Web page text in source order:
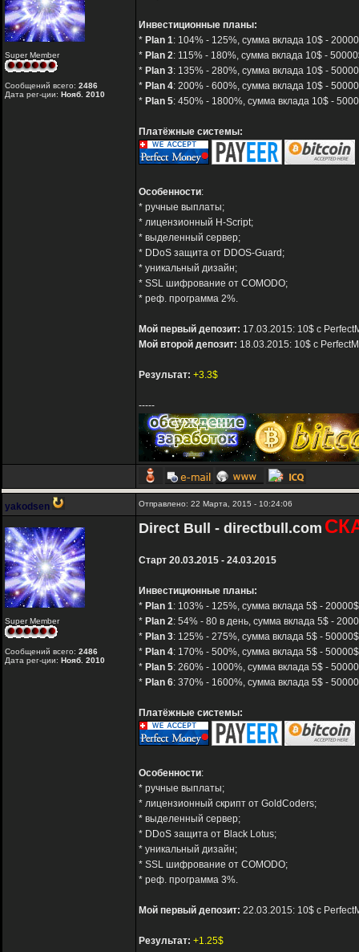
Super Member
Сообщений всего: 2486
Дата рег-ции: Нояб. 2010
Инвестиционные планы:
* Plan 1: 104% - 125%, сумма вклада 10$ -
* Plan 2: 115% - 180%, сумма вклада 10$ -
* Plan 3: 135% - 280%, сумма вклада 10$ -
* Plan 4: 200% - 600%, сумма вклада 10$ -
* Plan 5: 450% - 1800%, сумма вклада 10$ -
Платёжные системы:
Особенности:
* ручные выплаты;
* лицензионный H-Script;
* выделенный сервер;
* DDoS защита от DDOS-Guard;
* уникальный дизайн;
* SSL шифрование от COMODO;
* реф. программа 2%.
Мой первый депозит: 17.03.2015: 10$ с
Мой второй депозит: 18.03.2015: 10$ с
Результат: +3.3$
-----
yakodsen Отправлено: 22 Марта, 2015 - 10:24:06
Super Member
Сообщений всего: 2486
Дата рег-ции: Нояб. 2010
Direct Bull - directbull.com
Старт 20.03.2015 - 24.03.2015
Инвестиционные планы:
* Plan 1: 103% - 125%, сумма вклада 5$ -
* Plan 2: 54% - 80 в день, сумма вклада 5$ -
* Plan 3: 125% - 275%, сумма вклада 5$ -
* Plan 4: 170% - 500%, сумма вклада 5$ -
* Plan 5: 260% - 1000%, сумма вклада 5$ -
* Plan 6: 370% - 1600%, сумма вклада 5$ -
Платёжные системы:
Особенности:
* ручные выплаты;
* лицензионный скрипт от GoldCoders;
* выделенный сервер;
* DDoS защита от Black Lotus;
* уникальный дизайн;
* SSL шифрование от COMODO;
* реф. программа 3%.
Мой первый депозит: 22.03.2015: 10$ с
Результат: +1.25$